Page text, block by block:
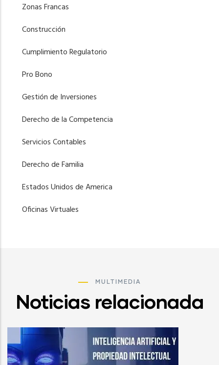
Zonas Francas
Construcción
Cumplimiento Regulatorio
Pro Bono
Gestión de Inversiones
Derecho de la Competencia
Servicios Contables
Derecho de Familia
Estados Unidos de America
Oficinas Virtuales
MULTIMEDIA
Noticias relacionada